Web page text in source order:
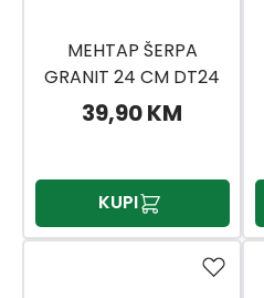
MEHTAP ŠERPA
GRANIT 24 CM DT24
39,90 KM
KUPI